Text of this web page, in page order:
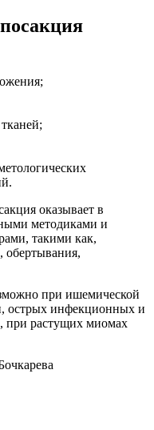
оказывает в
методиками и
такими как,
обертывания,
при ишемической
острых инфекционных и
при растущих миомах